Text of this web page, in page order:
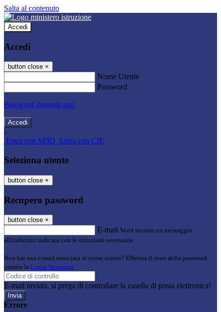
Salta al contenuto
Accedi
Accedi
button close ×
Nome Utente
Password
Password dimenticata?
-
Entra con SPID Entra con CIE
Seleziona utente
button close ×
Recupero password
button close ×
E-mail Verrà inviato un messaggio
all'indirizzo indicato con le istruzioni necessarie.
Non hai una e-mail associata al nome utente? Effettua il reset della password
tramite la Login Spaggiari
E-mail inviata, si prega di controllare la casella di posta elettronica!
Errore